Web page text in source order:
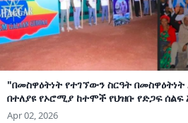
"በመስዋዕትነት የተገኘውን ስርዓት
በተለያዩ የኦሮሚያ ከተሞች የህዝቡ የድጋፍ ሰልፍ
Apr 02, 2026